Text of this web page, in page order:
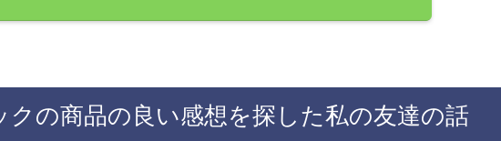
クの商品の良い感想を探した私の友達の話